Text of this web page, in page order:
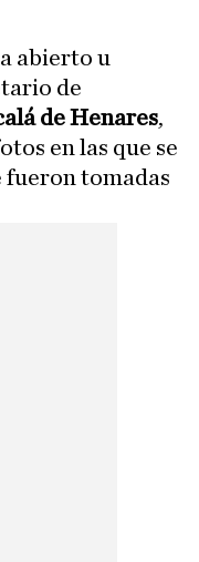
abierto u
de
de Henares,
en las que se
fueron tomadas